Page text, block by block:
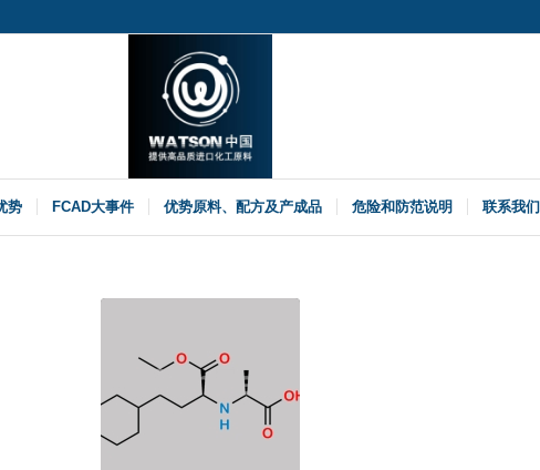
势 FCAD大事件 优势原料、配方及产成品 危险和防范说明 联系我们